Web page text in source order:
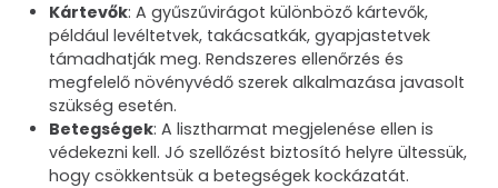
Kártevők: A gyűszűvirágot különböző kártevők,
például levéltetvek, takácsatkák, gyapjastetvek
támadhatják meg. Rendszeres ellenőrzés és
megfelelő növényvédő szerek alkalmazása javasolt
szükség esetén.
Betegségek: A lisztharmat megjelenése ellen is
védekezni kell. Jó szellőzést biztosító helyre ültessük,
hogy csökkentsük a betegségek kockázatát.